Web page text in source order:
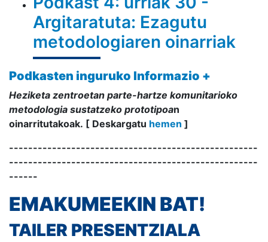
Argitaratuta: Ezagutu
metodologiaren oinarriak
Podkasten inguruko Informazio +
Heziketa zentroetan parte-hartze komunitarioko
metodologia sustatzeko prototipoan
oinarritutakoak. [ Deskargatu hemen ]
----------------------------------------------------
----------------------------------------------------
------
EMAKUMEEKIN BAT!
TAILER PRESENTZIALA